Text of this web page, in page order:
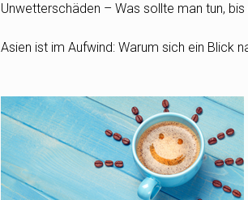
Unwetterschäden – Was sollte man tun,
Asien ist im Aufwind: Warum sich ein Blick